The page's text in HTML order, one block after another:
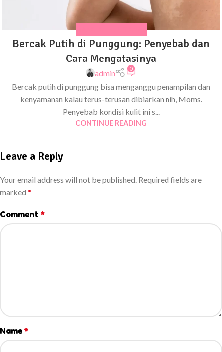
MASALAH KULIT ANAK
Bercak Putih di Punggung: Penyebab dan
Cara Mengatasinya
admin 0
Bercak putih di punggung bisa menganggu penampilan dan
kenyamanan kalau terus-terusan dibiarkan nih, Moms.
Penyebab kondisi kulit ini s...
CONTINUE READING
Leave a Reply
Your email address will not be published. Required fields are
marked *
Comment *
Name *